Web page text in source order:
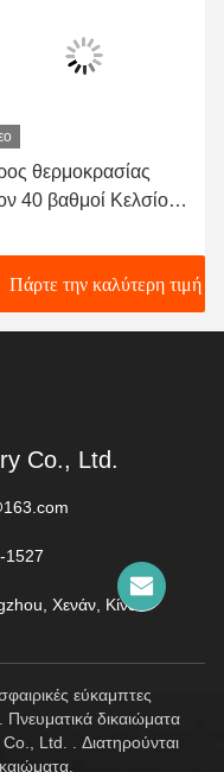
θερμοκρασίας
40 βαθμοί Κελσίου
σφαιρική εύκαμπτη
από καουτσούκ
διάρκεια ζωής
Πάρτε την καλύτερη τιμή
Co., Ltd.
1527
Χενάν, Κίνα
εύκαμπτες
δικαιώματα
Ltd. . Διατηρούνται